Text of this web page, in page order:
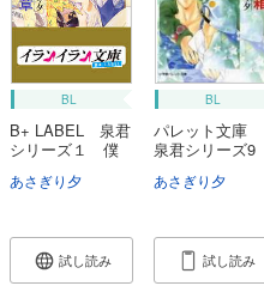
BL
B+ LABEL 泉君
シリーズ１ 僕
あさぎり夕
試し読み
BL
パレット文庫
泉君シリーズ9
あさぎり夕
試し読み